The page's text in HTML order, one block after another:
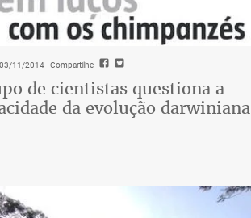
11/2014- Compartilhe
de cientistas questiona a
da evolução darwiniana